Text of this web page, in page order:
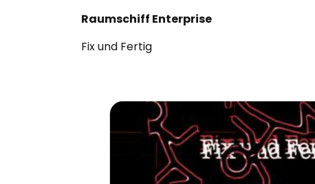
Raumschiff Enterprise
Fix und Fertig